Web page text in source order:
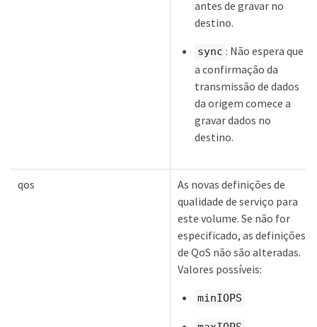
antes de gravar no
destino.
sync : Não espera que
a confirmação da
transmissão de dados
da origem comece a
gravar dados no
destino.
qos
As novas definições de
qualidade de serviço para
este volume. Se não for
especificado, as definições
de QoS não são alteradas.
Valores possíveis:
minIOPS